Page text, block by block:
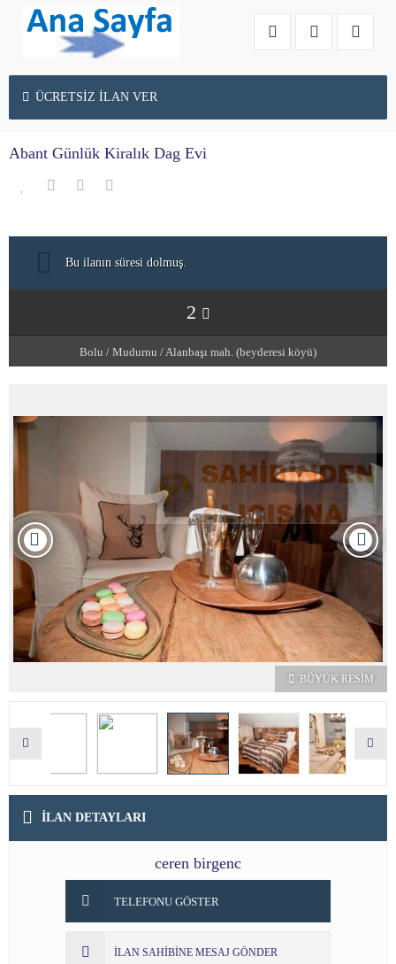
ÜCRETSİZ İLAN VER
Abant Günlük Kiralık Dag Evi
Bu ilanın süresi dolmuş.
2
Bolu / Mudurnu /Alanbaşı mah. (beyderesi köyü)
BÜYÜK RESİM
İLAN DETAYLARI
ceren birgenc
TELEFONU GÖSTER
İLAN SAHİBİNE MESAJ GÖNDER